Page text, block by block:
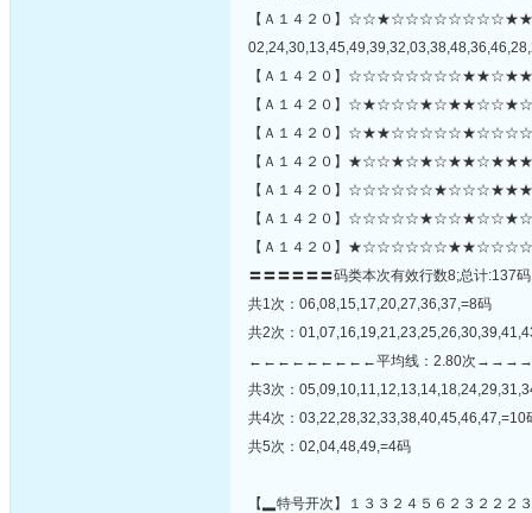
【Ａ１４２０】
【Ａ１４２０】
【Ａ１４２０】
【Ａ１４２０】
【Ａ１４２０】
【Ａ１４２０】
【Ａ１４２０】
【Ａ１４２０】
〓〓〓〓〓〓码类本次有效行数8;总计:137
共1次：06,08,15,17,20,27,36,37,=8码
共2次：
←←←←←←←←←平均线：2.80次
共3次：
共4次：03,22,28,32,33,38,40,45,46,47,=10
共5次：02,04,48,49,=4码
【▂特号开次】１３３２４５６２３２２２